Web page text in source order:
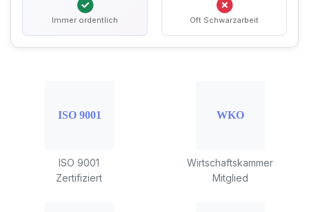
Immer ordentlich Oft Schwarzarbeit
ISO 9001
Zertifiziert
Wirtschaftskammer
Mitglied